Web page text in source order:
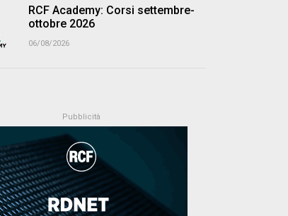
RCF Academy: Corsi settembre-
ottobre 2026
06/08/2026